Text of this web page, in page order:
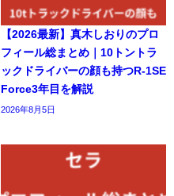
【2026最新】真木しおりのプロ
フィール総まとめ｜10トントラ
ックドライバーの顔も持つR-1SE
Force3年目を解説
2026年8月5日